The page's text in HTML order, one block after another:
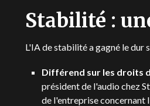
Stabilité :
L'IA de stabilité a gagné le
Différend sur les droits
président de l'audio chez
de l'entreprise